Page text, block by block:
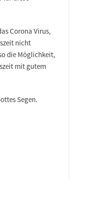
Corona Virus,
nicht
die Möglichkeit,
mit gutem
Segen.
Teil der CVJM Community
zeigst, dass du dich zum CVJM